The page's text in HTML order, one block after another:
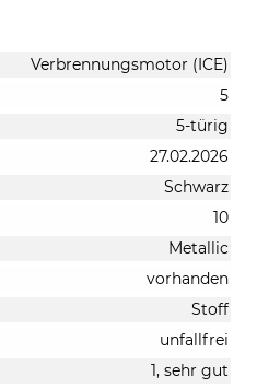
Verbrennungsmotor (ICE)
5
5-türig
27.02.2026
Schwarz
10
Metallic
vorhanden
Stoff
unfallfrei
1, sehr gut